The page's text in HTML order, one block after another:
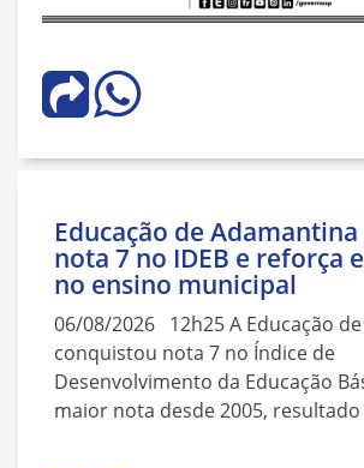
Educação de Adamantina
nota 7 no IDEB e reforça
no ensino municipal
06/08/2026 12h25 A Educação
conquistou nota 7 no Índice de
Desenvolvimento da Educação
maior nota desde 2005,